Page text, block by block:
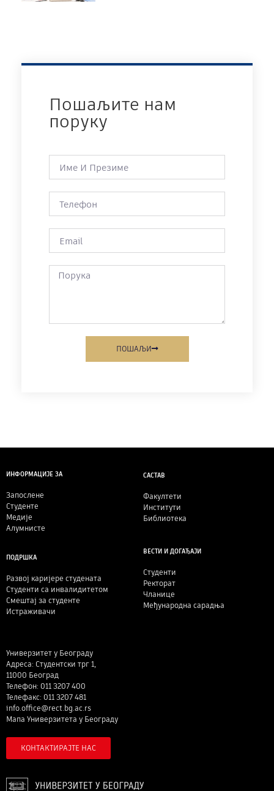
Пошаљите нам
поруку
ПОШАЉИ
ИНФОРМАЦИЈЕ ЗА
Запослене
Студенте
Медије
Алумнисте
САСТАВ
Факултети
Институти
Библиотека
ПОДРШКА
Развој каријере студената
Студенти са инвалидитетом
Смештај за студенте
Истраживачи
ВЕСТИ И ДОГАЂАЈИ
Студенти
Ректорат
Чланице
Међународна сарадња
Универзитет у Београду
Адреса: Студентски трг 1,
11000 Београд
Телефон: 011 3207 400
Телефакс: 011 3207 481
info.office@rect.bg.ac.rs
Мапа Универзитета у Београду
КОНТАКТИРАЈТЕ НАС